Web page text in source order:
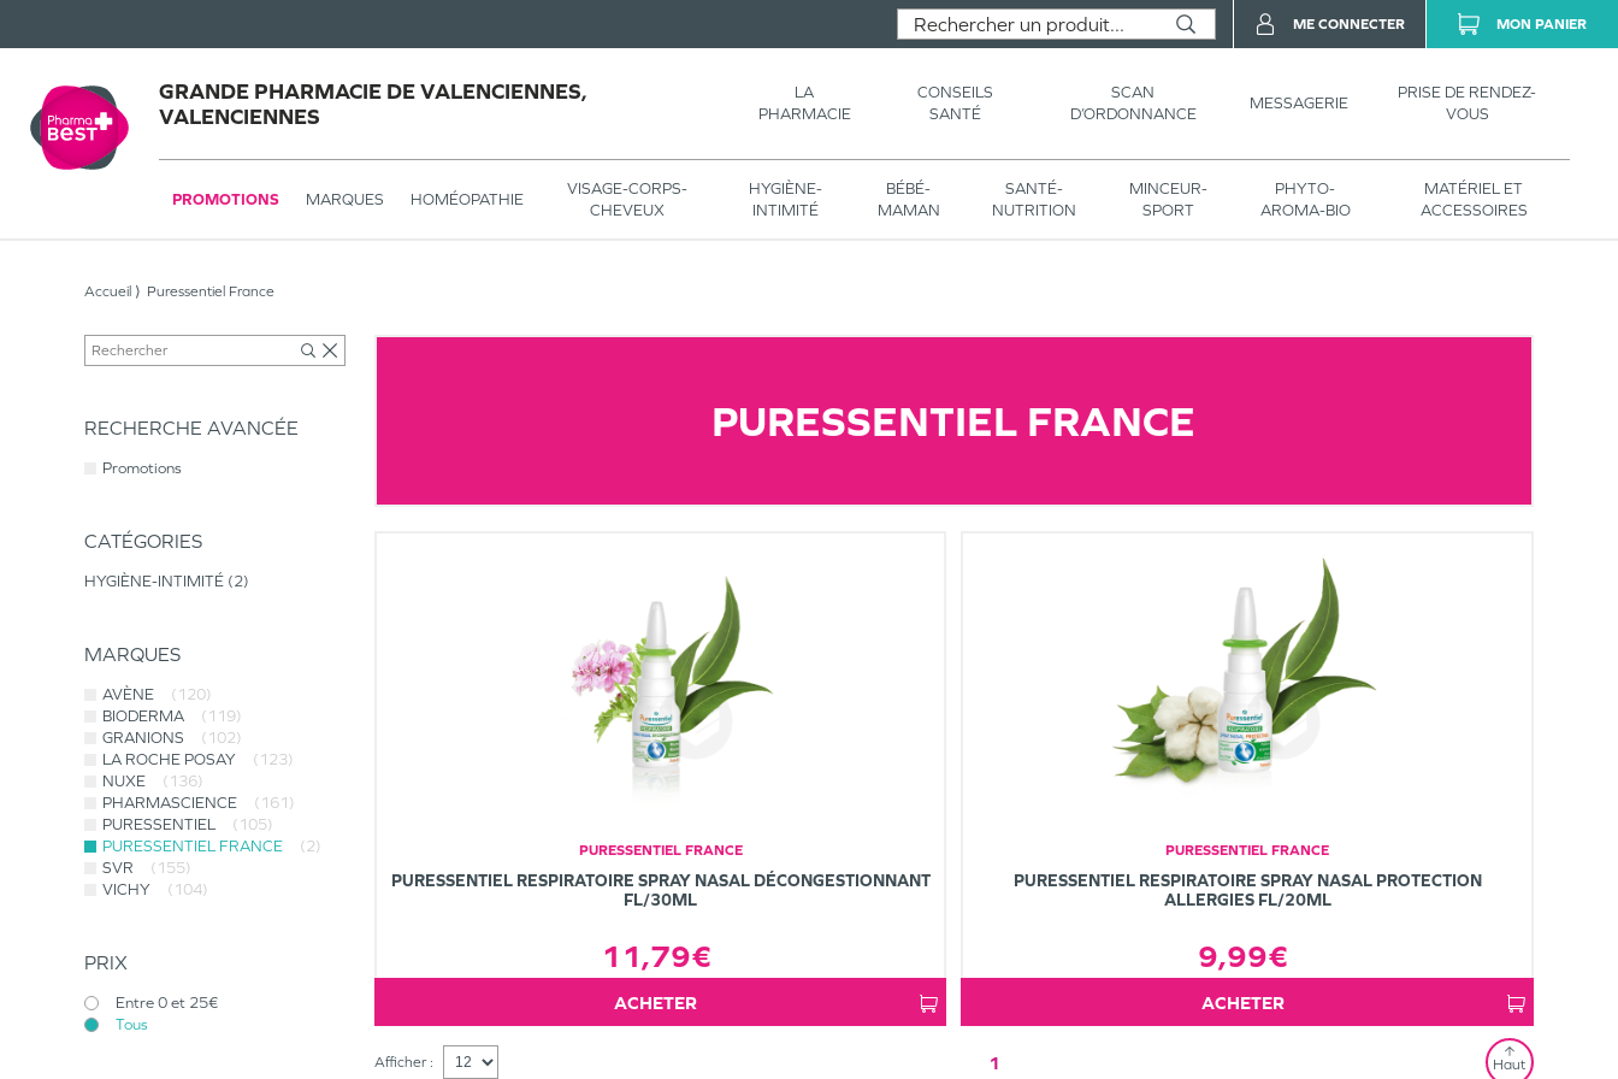
GRANDE PHARMACIE DE VALENCIENNES,
VALENCIENNES
LA
PHARMACIE
CONSEILS
SANTÉ
SCAN
D’ORDONNANCE
MESSAGERIE
PRISE DE RENDEZ-
VOUS
PROMOTIONS MARQUES HOMÉOPATHIE
VISAGE-CORPS-
CHEVEUX
HYGIÈNE-
INTIMITÉ
BÉBÉ-
MAMAN
SANTÉ-
NUTRITION
MINCEUR-
SPORT
PHYTO-
AROMA-BIO
MATÉRIEL ET
ACCESSOIRES
ME CONNECTER MON PANIER
Accueil Puressentiel France
RECHERCHE AVANCÉE
Promotions
CATÉGORIES
HYGIÈNE-INTIMITÉ 2
MARQUES
AVÈNE
(120)
BIODERMA
(119)
GRANIONS
(102)
LA ROCHE POSAY
(123)
NUXE
(136)
PHARMASCIENCE
(161)
PURESSENTIEL
(105)
PURESSENTIEL FRANCE
(2)
SVR
(155)
VICHY
(104)
PRIX
Entre 0 et 25€
Tous
PURESSENTIEL FRANCE
PURESSENTIEL FRANCE
PURESSENTIEL RESPIRATOIRE SPRAY NASAL DÉCONGESTIONNANT
FL/30ML
11,79€
ACHETER
PURESSENTIEL FRANCE
PURESSENTIEL RESPIRATOIRE SPRAY NASAL PROTECTION
ALLERGIES FL/20ML
9,99€
ACHETER
Afficher : 1 Haut